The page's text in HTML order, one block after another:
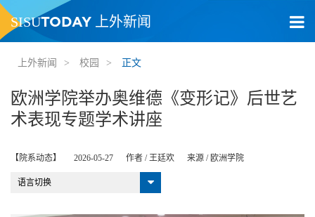
SISUTODAY 上外新闻
上外新闻 > 校园 > 正文
欧洲学院举办奥维德《变形记》后世艺
术表现专题学术讲座
【院系动态】 2026-05-27 作者 /王廷欢 来源 / 欧洲学院
语言切换